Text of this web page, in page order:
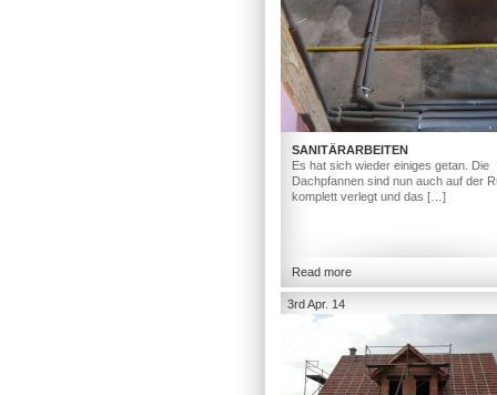
SANITÄRARBEITEN
Es hat sich wieder einiges getan. Die
Dachpfannen sind nun auch auf der
komplett verlegt und das […]
Read more
3rd Apr. 14